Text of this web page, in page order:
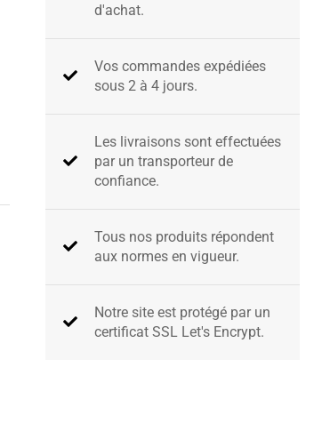
d'achat​.
Vos commandes expédiées
sous 2 à 4 jours.
Les livraisons sont effectuées
par un transporteur de
confiance.
Tous nos produits répondent
aux normes en vigueur.
Notre site est protégé par un
certificat SSL Let's Encrypt.​